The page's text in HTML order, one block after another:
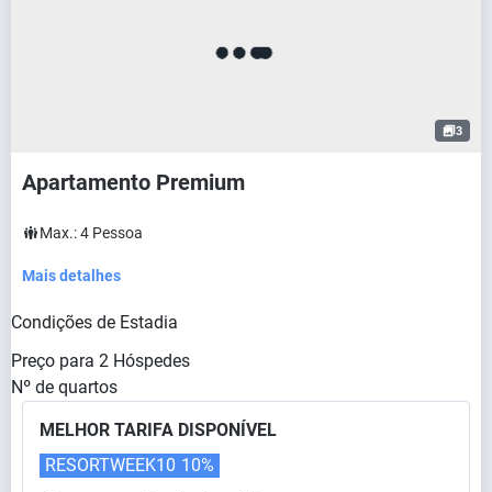
3
Apartamento Premium
Max.:4 Pessoa
Mais detalhes
Condições de Estadia
Preço para 2 Hóspedes
Nº de quartos
MELHOR TARIFA DISPONÍVEL
RESORTWEEK10 10%